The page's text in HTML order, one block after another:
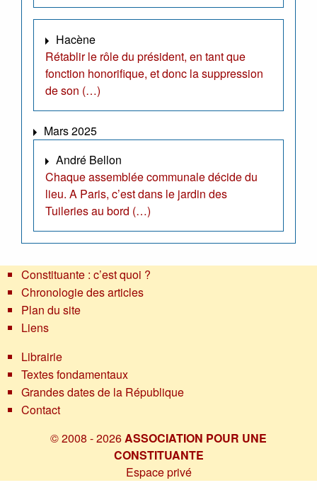
Hacène
Rétablir le rôle du président, en tant que
fonction honorifique, et donc la suppression
de son (…)
Mars 2025
André Bellon
Chaque assemblée communale décide du
lieu. A Paris, c’est dans le jardin des
Tuileries au bord (…)
Constituante : c’est quoi ?
Chronologie des articles
Plan du site
Liens
Librairie
Textes fondamentaux
Grandes dates de la République
Contact
© 2008 - 2026ASSOCIATION POUR UNE
CONSTITUANTE
Espace privé